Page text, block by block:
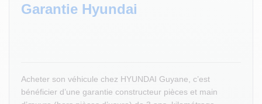
Garantie Hyundai
Acheter son véhicule chez HYUNDAI Guyane, c’est
bénéficier d’une garantie constructeur pièces et main